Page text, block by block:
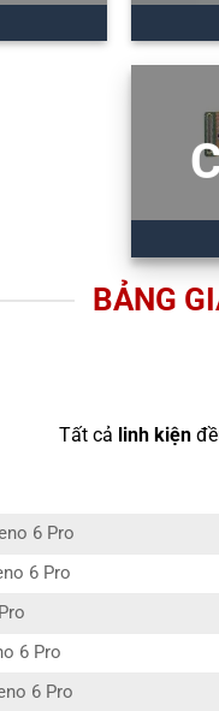
BẢNG
Tất cả linh kiện
6 Pro
6 Pro
6 Pro
6 Pro